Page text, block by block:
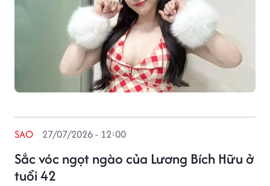
Sắc vóc ngọt ngào của Lương Bích Hữu ở
tuổi 42
SAO 27/07/2026 - 12:00